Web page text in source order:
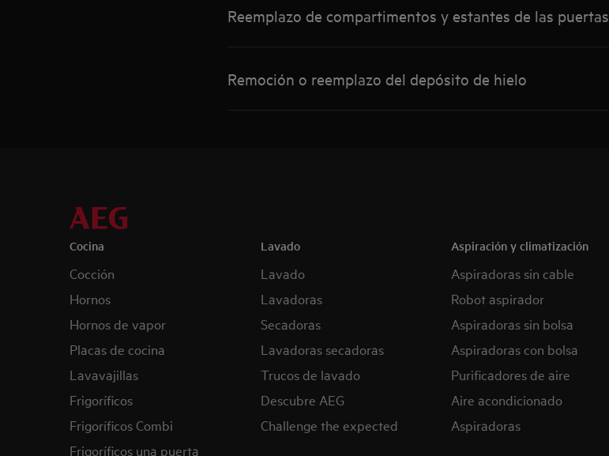
Reemplazo de compartimentos y estantes de las puertas
Remoción o reemplazo del depósito de hielo
Cocina
Cocción
Hornos
Hornos de vapor
Placas de cocina
Lavavajillas
Frigoríficos
Frigoríficos Combi
Frigoríficos una puerta
Lavado
Lavado
Lavadoras
Secadoras
Lavadoras secadoras
Trucos de lavado
Descubre AEG
Challenge the expected
Aspiración y climatización
Aspiradoras sin cable
Robot aspirador
Aspiradoras sin bolsa
Aspiradoras con bolsa
Purificadores de aire
Aire acondicionado
Aspiradoras